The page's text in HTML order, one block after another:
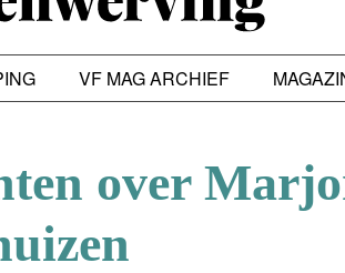
VF MAG ARCHIEF
over